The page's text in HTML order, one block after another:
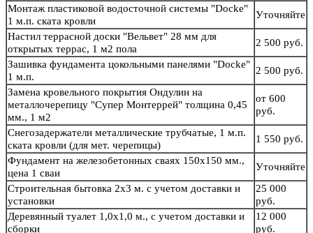
Монтаж пластиковой водосточной системы "Docke"
1 м.п. ската кровли
Уточняйте
Настил террасной доски "Вельвет" 28 мм для
открытых террас, 1 м2 пола
2 500 руб.
Зашивка фундамента цокольными панелями "Docke"
1 м.п.
2 500 руб.
Замена кровельного покрытия Ондулин на
металлочерепицу "Супер Монтеррей" толщина 0,45
мм., 1 м2
от 600
руб.
Снегозадержатели металлические трубчатые, 1 м.п.
ската кровли (для мет. черепицы)
1 550 руб.
Фундамент на железобетонных сваях 150х150 мм.,
цена 1 сваи
Уточняйте
Строительная бытовка 2х3 м. с учетом доставки и
установки
25 000
руб.
Деревянный туалет 1,0х1,0 м., с учетом доставки и
сборки
12 000
руб.